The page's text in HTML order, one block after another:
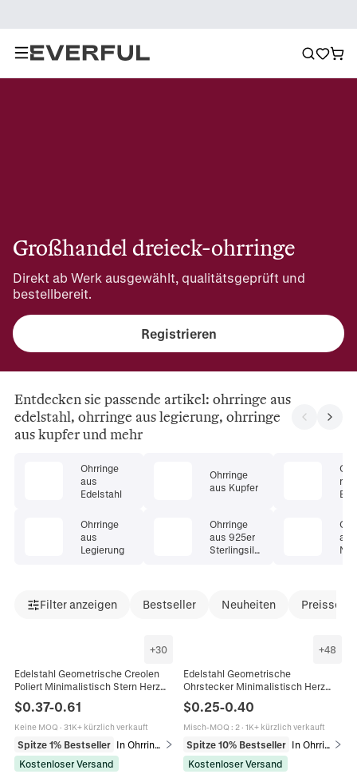
Großhandel dreieck-ohrringe
Direkt ab Werk ausgewählt, qualitätsgeprüft und
bestellbereit.
Registrieren
Entdecken sie passende artikel: ohrringe aus
edelstahl, ohrringe aus legierung, ohrringe
aus kupfer und mehr
Ohrringe
aus
Edelstahl
Ohrringe
aus
Legierung
Ohrringe
aus Kupfer
Ohrringe
aus 925er
Sterlingsilb
mit
aus
Filter anzeigen Bestseller Neuheiten
+30
Edelstahl Geometrische Creolen
Poliert Minimalistisch Stern Herz
Dreieck Form Modeschmuck Für
Damen Herren
$0.37-0.61
Keine MOQ · 31K+ kürzlich verkauft
Spitze 1% Bestseller
In Ohrringe
Kostenloser Versand
+48
Edelstahl Geometrische
Ohrstecker Minimalistisch Herz
Mond Stern Dreieck Unendlichkeit
Punk Stil Für Damen Herren
$0.25-0.40
Misch-MOQ : 2· 1K+ kürzlich verkauft
Spitze 10% Bestseller
In Ohrringe
Kostenloser Versand